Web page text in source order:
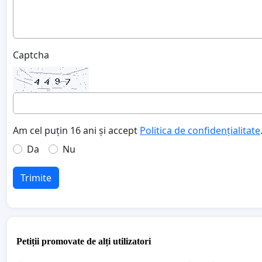
Captcha
Am cel puțin 16 ani și accept Politica de confidențialitate.
Da
Nu
Trimite
Petiții promovate de alți utilizatori